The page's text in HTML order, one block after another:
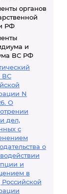
органов
РФ
и
ВС РФ
ВС
N
О
дел,
с
о
и
в
Российской